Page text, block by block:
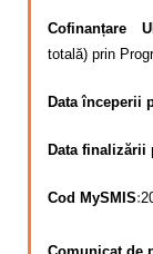
Cofinanțare
totală) prin
Data începerii
Data finalizării
Cod MySMIS: